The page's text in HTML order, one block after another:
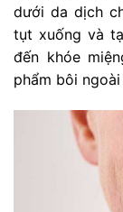
dưới da dịch
tụt xuống và
đến khóe
phẩm bôi